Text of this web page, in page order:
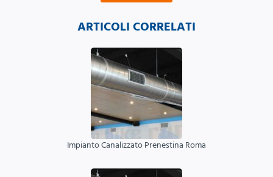
ARTICOLI CORRELATI
Impianto Canalizzato Prenestina Roma